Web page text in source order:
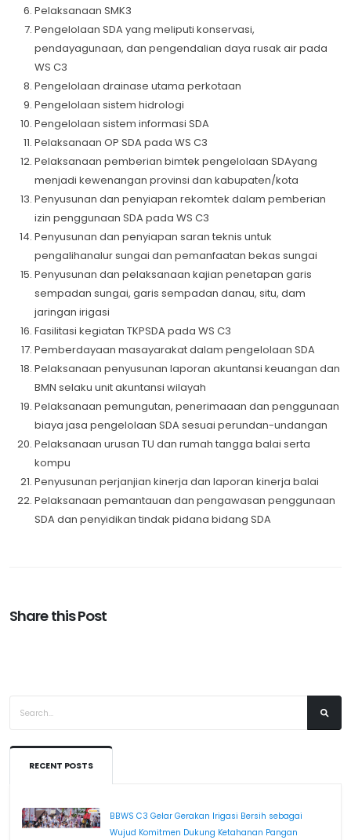
Pelaksanaan SMK3
Pengelolaan SDA yang meliputi konservasi,
pendayagunaan, dan pengendalian daya rusak air pada
WS C3
Pengelolaan drainase utama perkotaan
Pengelolaan sistem hidrologi
Pengelolaan sistem informasi SDA
Pelaksanaan OP SDA pada WS C3
Pelaksanaan pemberian bimtek pengelolaan SDAyang
menjadi kewenangan provinsi dan kabupaten/kota
Penyusunan dan penyiapan rekomtek dalam pemberian
izin penggunaan SDA pada WS C3
Penyusunan dan penyiapan saran teknis untuk
pengalihanalur sungai dan pemanfaatan bekas sungai
Penyusunan dan pelaksanaan kajian penetapan garis
sempadan sungai, garis sempadan danau, situ, dam
jaringan irigasi
Fasilitasi kegiatan TKPSDA pada WS C3
Pemberdayaan masayarakat dalam pengelolaan SDA
Pelaksanaan penyusunan laporan akuntansi keuangan dan
BMN selaku unit akuntansi wilayah
Pelaksanaan pemungutan, penerimaaan dan penggunaan
biaya jasa pengelolaan SDA sesuai perundan-undangan
Pelaksanaan urusan TU dan rumah tangga balai serta
kompu
Penyusunan perjanjian kinerja dan laporan kinerja balai
Pelaksanaan pemantauan dan pengawasan penggunaan
SDA dan penyidikan tindak pidana bidang SDA
Share this Post
RECENT POSTS
BBWS C3 Gelar Gerakan Irigasi Bersih sebagai
Wujud Komitmen Dukung Ketahanan Pangan